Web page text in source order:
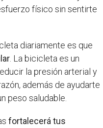
físico sin sentirte
diariamente es que
. La bicicleta es un
la presión arterial y
además de ayudarte
peso saludable.
fortalecerá tus